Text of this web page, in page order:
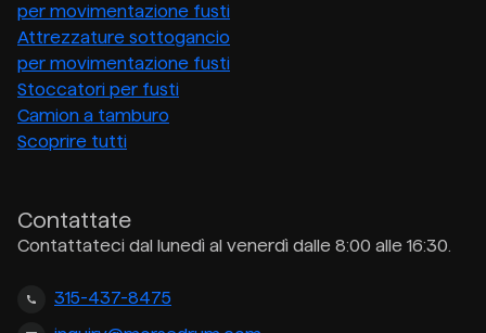
per movimentazione fusti
Attrezzature sottogancio
per movimentazione fusti
Stoccatori per fusti
Camion a tamburo
Scoprire tutti
Contattate
Contattateci dal lunedì al venerdì dalle 8:00 alle 16:30.
315-437-8475